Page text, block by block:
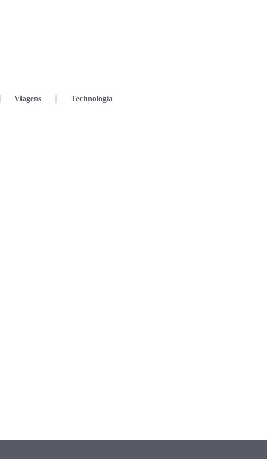
Viagens Technologia